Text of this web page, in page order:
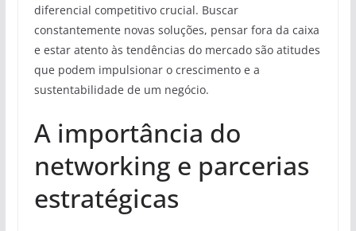
diferencial competitivo crucial. Buscar
constantemente novas soluções, pensar fora da caixa
e estar atento às tendências do mercado são atitudes
que podem impulsionar o crescimento e a
sustentabilidade de um negócio.
A importância do
networking e parcerias
estratégicas